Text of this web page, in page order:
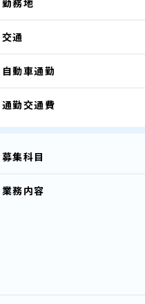
交通
自動車通勤
通勤交通費
募集科目
業務内容